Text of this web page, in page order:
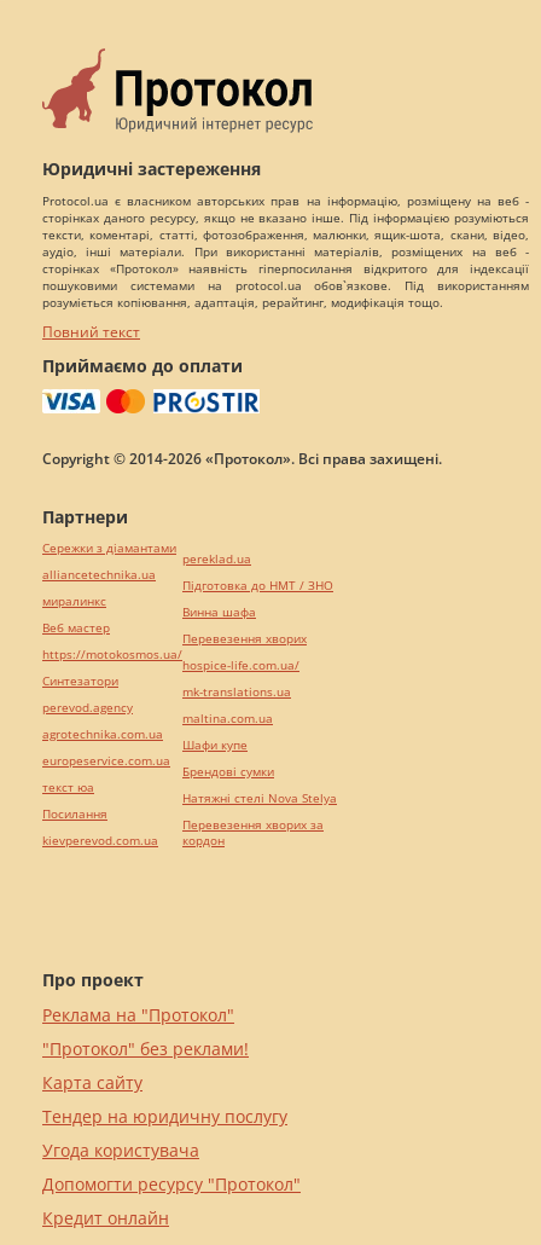
Юридичні застереження
Protocol.ua є власником авторських прав на інформацію, розміщену на веб -
сторінках даного ресурсу, якщо не вказано інше. Під інформацією розуміються
тексти, коментарі, статті, фотозображення, малюнки, ящик-шота, скани, відео,
аудіо, інші матеріали. При використанні матеріалів, розміщених на веб -
сторінках «Протокол» наявність гіперпосилання відкритого для індексації
пошуковими системами на protocol.ua обов`язкове. Під використанням
розуміється копіювання, адаптація, рерайтинг, модифікація тощо.
Повний текст
Приймаємо до оплати
Copyright © 2014-2026 «Протокол». Всі права захищені.
Про проект
Реклама на "Протокол"
"Протокол" без реклами!
Карта сайту
Тендер на юридичну послугу
Угода користувача
Допомогти ресурсу "Протокол"
Кредит онлайн
Партнери
Сережки з діамантами
alliancetechnika.ua
миралинкс
Веб мастер
https://motokosmos.ua/
Синтезатори
perevod.agency
agrotechnika.com.ua
europeservice.com.ua
текст юа
Посилання
kievperevod.com.ua
pereklad.ua
Підготовка до НМТ / ЗНО
Винна шафа
Перевезення хворих
hospice-life.com.ua/
mk-translations.ua
maltina.com.ua
Шафи купе
Брендові сумки
Натяжні стелі Nova Stelya
Перевезення хворих за
кордон